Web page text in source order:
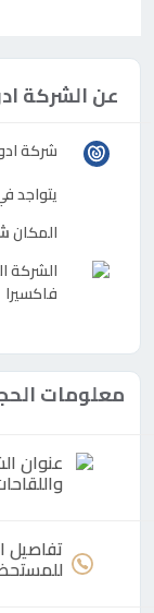
عن الشركة
شركة
يتواجد
المكان
الشركة
فاكسيرا
معلومات
عنوان
تفاصيل